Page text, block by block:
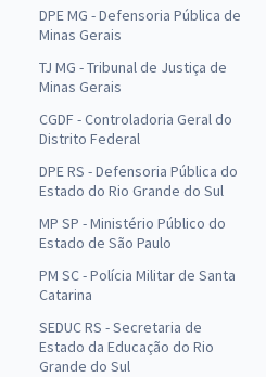
DPE MG - Defensoria Pública de
Minas Gerais
TJ MG - Tribunal de Justiça de
Minas Gerais
CGDF - Controladoria Geral do
Distrito Federal
DPE RS - Defensoria Pública do
Estado do Rio Grande do Sul
MP SP - Ministério Público do
Estado de São Paulo
PM SC - Polícia Militar de Santa
Catarina
SEDUC RS - Secretaria de
Estado da Educação do Rio
Grande do Sul